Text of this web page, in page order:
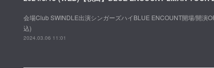
会場Club SWINDLE出演シンガーズハイBLUE ENCOUNT開場/開演
込)
2024.03.06 11:01